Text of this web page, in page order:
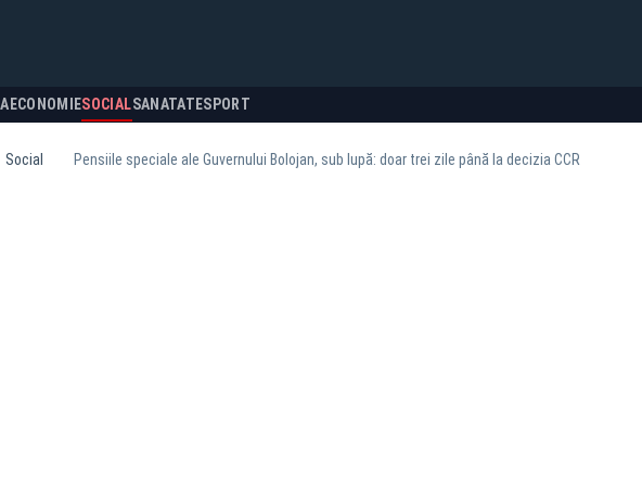
ECONOMIESOCIALSANATATESPORT
Social Pensiile speciale ale Guvernului Bolojan, sub lupă: doar trei zile până la decizia CCR